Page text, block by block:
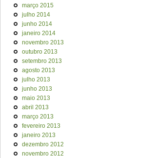
março 2015
julho 2014
junho 2014
janeiro 2014
novembro 2013
outubro 2013
setembro 2013
agosto 2013
julho 2013
junho 2013
maio 2013
abril 2013
março 2013
fevereiro 2013
janeiro 2013
dezembro 2012
novembro 2012